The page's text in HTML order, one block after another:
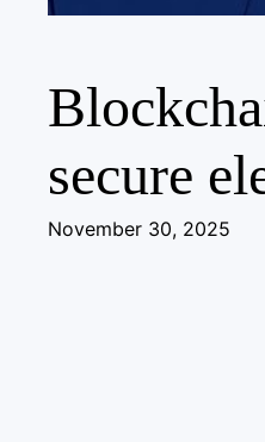
secure
November 30, 2025